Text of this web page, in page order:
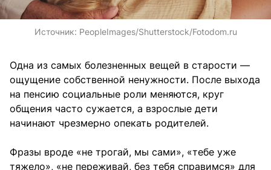
Источник: PeopleImages/Shutterstock/Fotodom.ru
Одна из самых болезненных вещей в старости —
ощущение собственной ненужности. После выхода
на пенсию социальные роли меняются, круг
общения часто сужается, а взрослые дети
начинают чрезмерно опекать родителей.
Фразы вроде «не трогай, мы сами», «тебе уже
тяжело», «не переживай, без тебя справимся» для